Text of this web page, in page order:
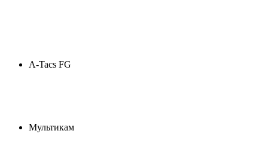
A-Tacs FG
Мультикам